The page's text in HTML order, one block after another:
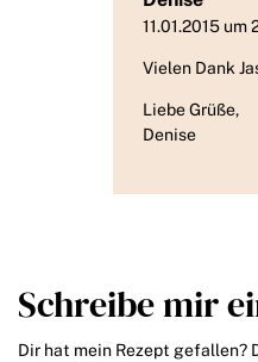
11.01.2015 um
Vielen Dank
Liebe Grüße,
Denise
Schreibe mir
Dir hat mein Rezept gefallen?